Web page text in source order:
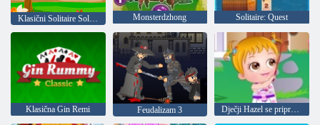
Monsterdzhong Solitaire: Quest
Klasična Gin Remi Feudalizam 3 Dječji Hazel se priprema za party u dvorištu